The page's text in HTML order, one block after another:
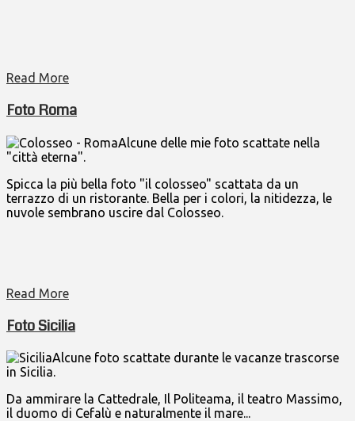
Read More
Foto Roma
Alcune delle mie foto scattate nella
"città eterna".
Spicca la più bella foto "il colosseo" scattata da un
terrazzo di un ristorante. Bella per i colori, la nitidezza, le
nuvole sembrano uscire dal Colosseo.
Read More
Foto Sicilia
Alcune foto scattate durante le vacanze trascorse
in Sicilia.
Da ammirare la Cattedrale, Il Politeama, il teatro Massimo,
il duomo di Cefalù e naturalmente il mare...